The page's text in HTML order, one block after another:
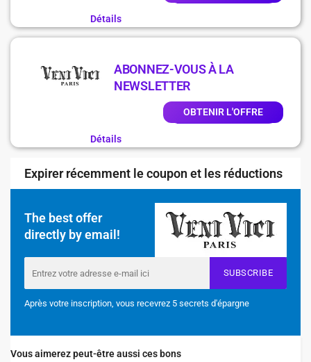
Détails
ABONNEZ-VOUS À LA
NEWSLETTER
OBTENIR L'OFFRE
Détails
Expirer récemment le coupon et les réductions
The best offer
directly by email!
SUBSCRIBE
Après votre inscription, vous recevrez 5 secrets d'épargne
Vous aimerez peut-être aussi ces bons